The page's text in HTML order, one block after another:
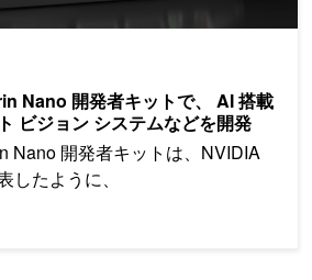
Nano 開発者キットで、 AI 搭載
ビジョン システムなどを開発
Nano 開発者キットは、NVIDIA
したように、